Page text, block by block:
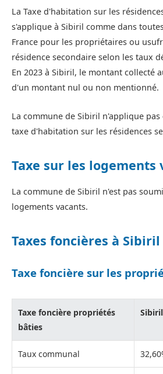
La Taxe d'habitation sur les
s'applique à Sibiril comme dans
France pour les propriétaires ou
résidence secondaire selon les taux
En 2023 à Sibiril, le montant collecté
d'un montant nul ou non mentionné.
La commune de Sibiril n'applique
taxe d'habitation sur les résidences
Taxe sur les logements
La commune de Sibiril n'est pas
logements vacants.
Taxes foncières à Sibiril
Taxe foncière sur les
Taxe foncière propriétés
bâties
Sibiril
Taux communal